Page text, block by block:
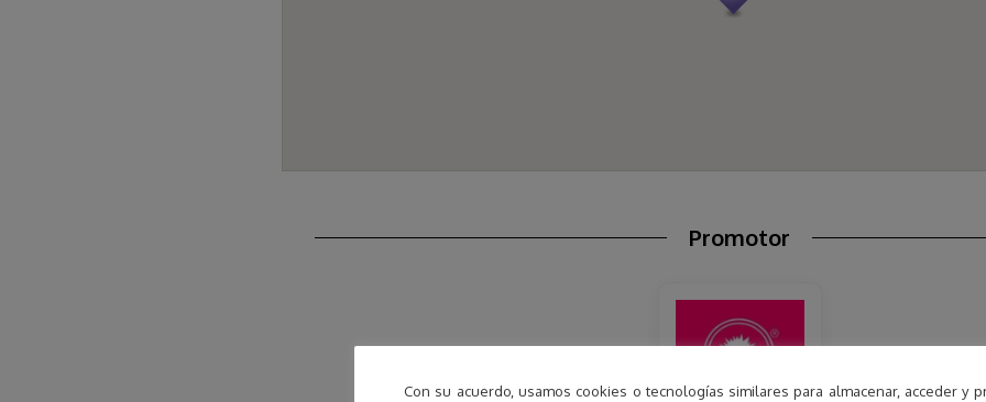
Promotor
Con su acuerdo, usamos cookies o tecnologías similares para almacenar, acceder y